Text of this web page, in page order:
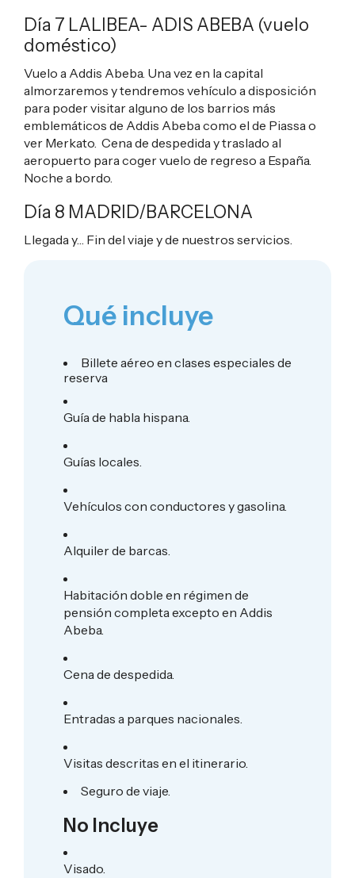
Día 7 LALIBEA- ADIS ABEBA (vuelo
doméstico)
Vuelo a Addis Abeba. Una vez en la capital
almorzaremos y tendremos vehículo a disposición
para poder visitar alguno de los barrios más
emblemáticos de Addis Abeba como el de Piassa o
ver Merkato. Cena de despedida y traslado al
aeropuerto para coger vuelo de regreso a España.
Noche a bordo.
Día 8 MADRID/BARCELONA
Llegada y… Fin del viaje y de nuestros servicios.
Qué incluye
Billete aéreo en clases especiales de
reserva
Guía de habla hispana.
Guías locales.
Vehículos con conductores y gasolina.
Alquiler de barcas.
Habitación doble en régimen de
pensión completa excepto en Addis
Abeba.
Cena de despedida.
Entradas a parques nacionales.
Visitas descritas en el itinerario.
Seguro de viaje.
No Incluye
Visado.